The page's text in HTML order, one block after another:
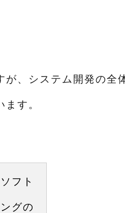
が、システム開発の全
す。
フト
グの